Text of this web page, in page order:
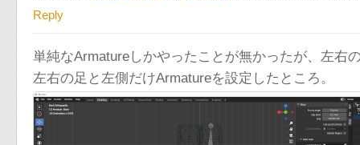
Reply
単純なArmatureしかやったことが無かったが、左右
左右の足と左側だけArmatureを設定したところ。